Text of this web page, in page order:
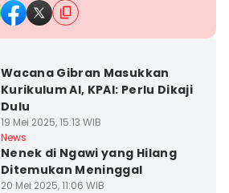
Wacana Gibran Masukkan
Kurikulum AI, KPAI: Perlu Dikaji
Dulu
19 Mei 2025, 15:13 WIB
News
Nenek di Ngawi yang Hilang
Ditemukan Meninggal
20 Mei 2025, 11:06 WIB